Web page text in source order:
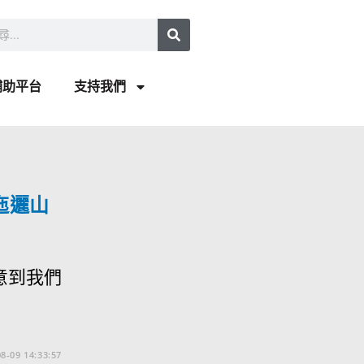
平台 支持我們
邐山
到我們
09 14:33:57